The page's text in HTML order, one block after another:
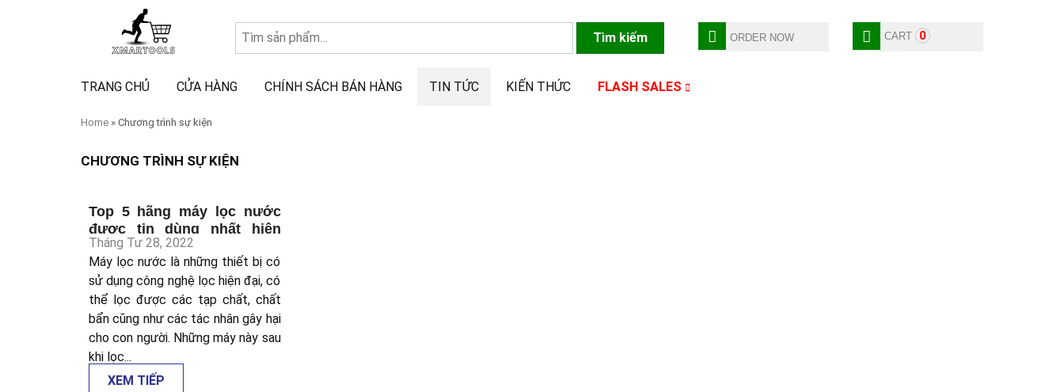
kiếm:
Tìm kiếm ORDER NOW CART 0
TRANG CHỦ CỬA HÀNG CHÍNH SÁCH BÁN HÀNG TIN TỨC KIẾN THỨC FLASH SALES
Home » Chương trình sự kiện
CHƯƠNG TRÌNH SỰ KIỆN
Top 5 hãng máy lọc nước
được tin dùng nhất hiện
nay
Tháng Tư 28, 2022
Máy lọc nước là những thiết bị có
sử dụng công nghệ lọc hiện đại, có
thể lọc được các tạp chất, chất
bẩn cũng như các tác nhân gây hại
cho con người. Những máy này sau
khi lọc...
XEM TIẾP